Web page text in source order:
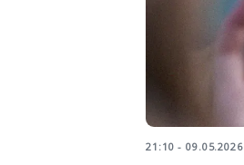
21:10 - 09.05.2026